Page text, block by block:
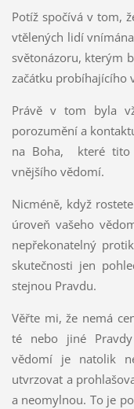
Potíž spočívá v tom,
vtělených lidí
světonázoru, kterým
začátku probíhajícího
Právě v tom byla
porozumění a
na Boha, které tito
vnějšího vědomí.
Nicméně, když
úroveň vašeho
nepřekonatelný
skutečnosti jen
stejnou Pravdu.
Věřte mi, že nemá
té nebo jiné
vědomí je natolik
utvrzovat a
a neomylnou. To je